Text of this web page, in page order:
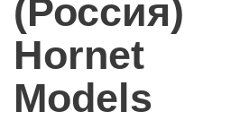
(Россия)
Hornet
Models